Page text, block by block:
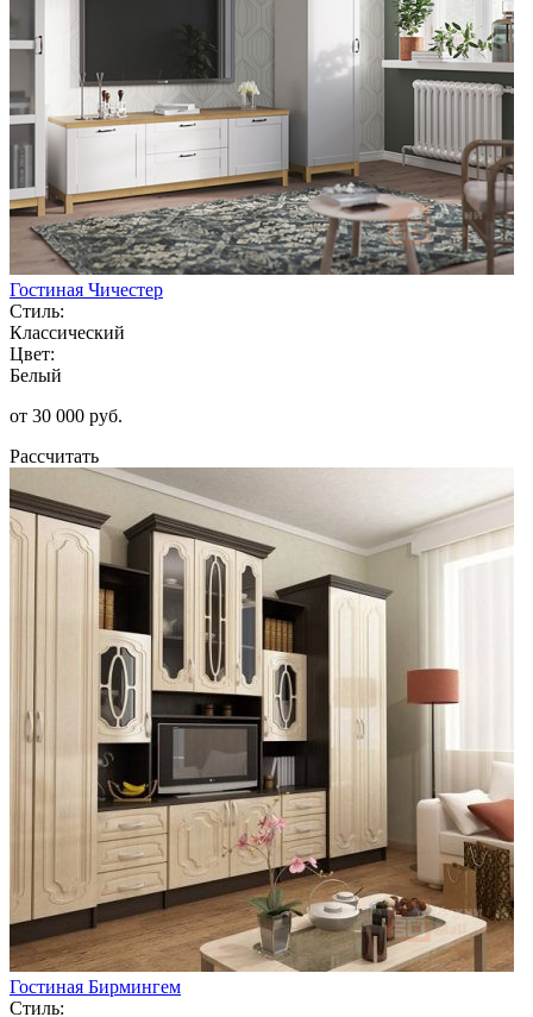
Гостиная Чичестер
Стиль:
Классический
Цвет:
Белый
от 30 000 руб.
Рассчитать
Гостиная Бирмингем
Стиль: